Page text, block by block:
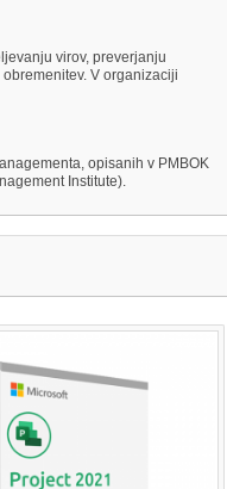
virov, preverjanju
V organizaciji
opisanih v PMBOK
Institute).